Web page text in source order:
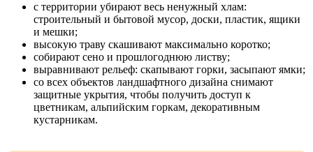
с территории убирают весь ненужный хлам:
строительный и бытовой мусор, доски, пластик, ящики
и мешки;
высокую траву скашивают максимально коротко;
собирают сено и прошлогоднюю листву;
выравнивают рельеф: скапывают горки, засыпают ямки;
со всех объектов ландшафтного дизайна снимают
защитные укрытия, чтобы получить доступ к
цветникам, альпийским горкам, декоративным
кустарникам.